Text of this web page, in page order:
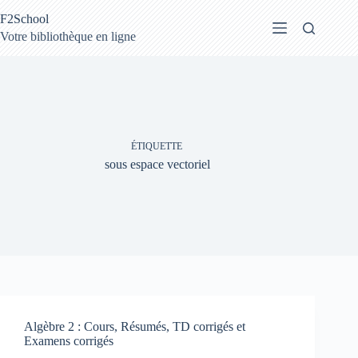
au
contenu
F2School
Votre bibliothèque en ligne
ÉTIQUETTE
sous espace vectoriel
Algèbre 2 : Cours, Résumés, TD corrigés et
Examens corrigés